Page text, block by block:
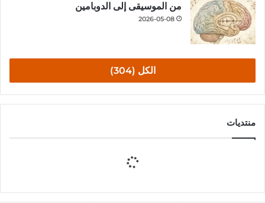
من الموسيقى إلى الدوبامين
2026-05-08
الكل (304)
منتديات